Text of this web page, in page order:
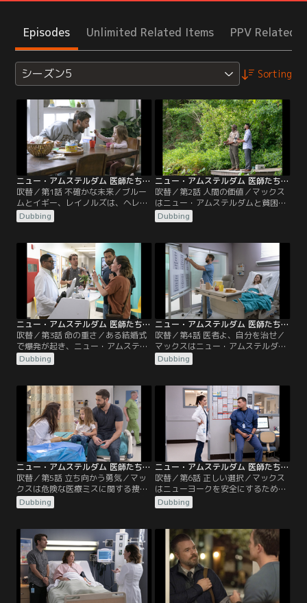
Episodes Unlimited Related Items PPV Related
シーズン5 Sorting
ニュー・アムステルダム 医師たちのカルテ シーズン5 第01話／吹替
吹替／第1話 不確かな未来／ブルー
ムとイギー、レイノルズは、ヘレン
の決断により傷ついた心と向き合う
マックスのもとに集まる。ブルーム
かされることに。レイノルズとワイ
ルダーは、ターミナル期の患児がボ
リウッド・ミュージカルの「主役に
なる」という夢を叶える手助けをす
Dubbing
ニュー・アムステルダム 医師たちのカルテ シーズン5 第02話／吹替
吹替／第2話 人間の価値／マックス
はニュー・アムステルダムと貧困に
苦しむ患者たちの両方を救うため、
大胆で新しい経費削減プログラムを
手術を拒む患者の決断に悩まされ
る。レイノルズは父親の行動につい
て重要なことに気づく。イギーはオ
ンラインデートに挑戦する。
Dubbing
ニュー・アムステルダム 医師たちのカルテ シーズン5 第03話／吹替
吹替／第3話 命の重さ／ある結婚式
で爆発が起き、ニュー・アムステル
ダムには負傷した宴の参加者たちが
次々と運ばれてくる。マックスとワ
な血液型の血液を求めて奔走する一
方、レイノルズとブルームは、奇妙
なケガを負った夫婦の治療にあた
る。イギーはある少女が緊張病の症
状を脱する手助けをする中で、その
結婚式の真相を知る。
Dubbing
ニュー・アムステルダム 医師たちのカルテ シーズン5 第04話／吹替
吹替／第4話 医者よ、自分を治せ／
マックスはニュー・アムステルダム
の職員たちに、その日1日自分自身
の健康管理をするよう命じ、思いも
Dubbing
ニュー・アムステルダム 医師たちのカルテ シーズン5 第05話／吹替
吹替／第5話 立ち向かう勇気／マッ
クスは危険な医療ミスに関する捜査
の対象となった看護師を何とか救お
うとする。レイノルズは、あるアパ
の一団を救うために一肌脱ぐ。ブル
ームは妹に衝撃的な事実を打ち明け
る。
Dubbing
ニュー・アムステルダム 医師たちのカルテ シーズン5 第06話／吹替
吹替／第6話 正しい選択／マックス
はニューヨークを安全にするための
ミッションに挑む。イギーは耳が聞
こえずコミュニケーションを取るこ
けする。
Dubbing